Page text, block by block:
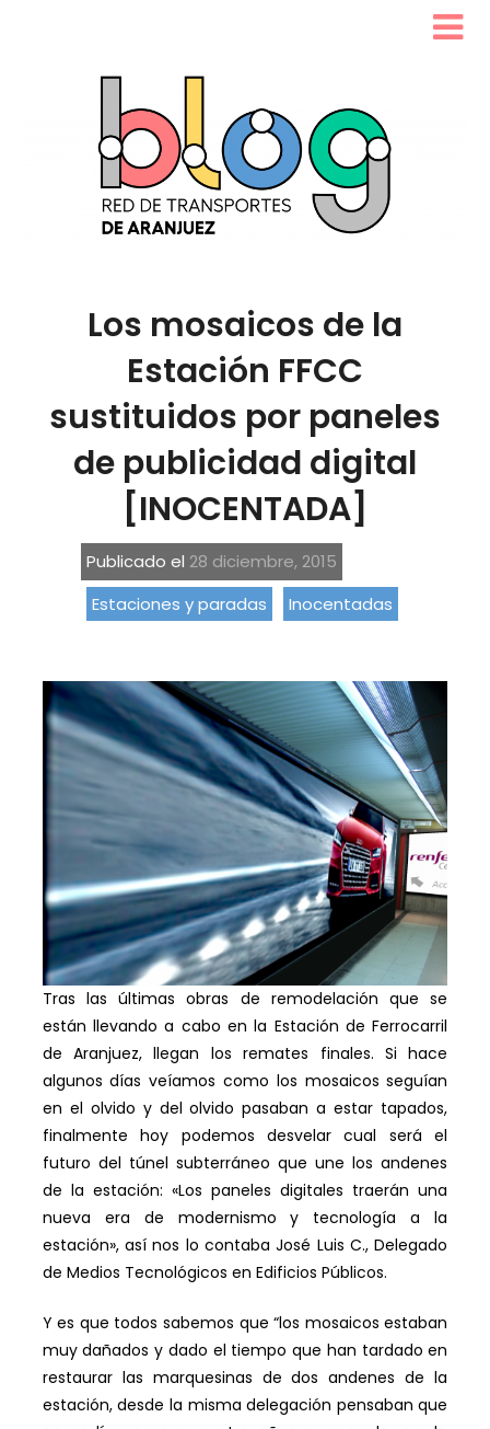
Los mosaicos de la
Estación FFCC
sustituidos por paneles
de publicidad digital
[INOCENTADA]
Publicado el 28 diciembre, 2015
Estaciones y paradas
Inocentadas
Tras las últimas obras de remodelación que se
están llevando a cabo en la Estación de Ferrocarril
de Aranjuez, llegan los remates finales. Si hace
algunos días veíamos como los mosaicos seguían
en el olvido y del olvido pasaban a estar tapados,
finalmente hoy podemos desvelar cual será el
futuro del túnel subterráneo que une los andenes
de la estación: «Los paneles digitales traerán una
nueva era de modernismo y tecnología a la
estación», así nos lo contaba José Luis C., Delegado
de Medios Tecnológicos en Edificios Públicos.
Y es que todos sabemos que “los mosaicos estaban
muy dañados y dado el tiempo que han tardado en
restaurar las marquesinas de dos andenes de la
estación, desde la misma delegación pensaban que